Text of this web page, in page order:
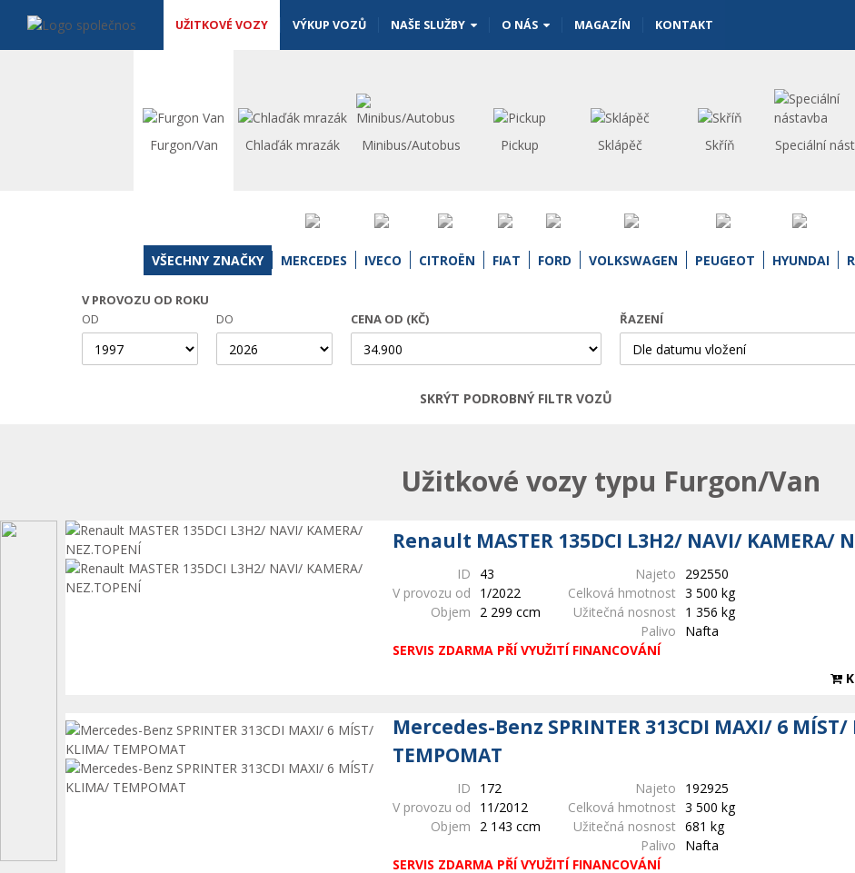
UŽITKOVÉ VOZY VÝKUP VOZŮ NAŠE SLUŽBY O NÁS MAGAZÍN KONTAKT
Furgon/Van Chlaďák mrazák Minibus/Autobus Pickup Sklápěč Skříň Speciální
VŠECHNY ZNAČKY MERCEDES IVECO CITROËN FIAT FORD VOLKSWAGEN PEUGEOT HYUNDAI
V PROVOZU OD ROKU
OD
DO CENA OD (KČ) ŘAZENÍ
SKRÝT PODROBNÝ FILTR VOZŮ
Užitkové vozy typu Furgon/Van
Renault MASTER 135DCI L3H2/ NAVI/ KAMERA/
ID 43 Najeto
292550
V provozu od
1/2022 Celková hmotnost 3 500 kg
Objem
2 299 ccm Užitečná nosnost
1 356 kg
Palivo
Nafta
SERVIS ZDARMA PŘÍ VYUŽITÍ FINANCOVÁNÍ
Mercedes-Benz SPRINTER 313CDI MAXI/ 6
TEMPOMAT
ID 172 Najeto
192925
V provozu od
11/2012 Celková hmotnost 3 500 kg
Objem
2 143 ccm Užitečná nosnost 681 kg
Palivo
Nafta
SERVIS ZDARMA PŘÍ VYUŽITÍ FINANCOVÁNÍ